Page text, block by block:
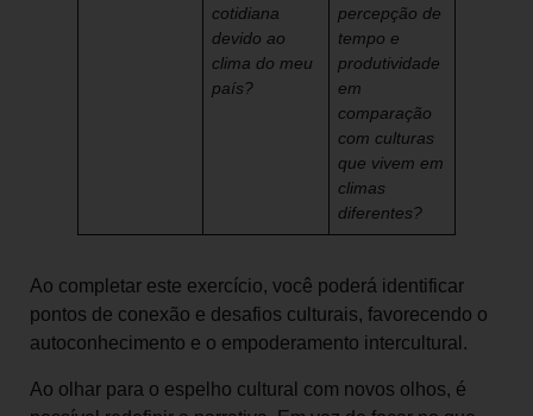
cotidiana
devido ao
clima do meu
país?
percepção de
tempo e
produtividade
em
comparação
com culturas
que vivem em
climas
diferentes?
Ao completar este exercício, você poderá identificar
pontos de conexão e desafios culturais, favorecendo o
autoconhecimento e o empoderamento intercultural.
Ao olhar para o espelho cultural com novos olhos, é